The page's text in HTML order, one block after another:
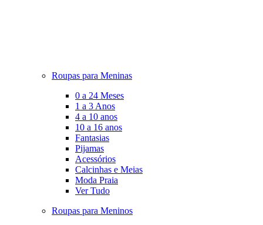
Roupas para Meninas
0 a 24 Meses
1 a 3 Anos
4 a 10 anos
10 a 16 anos
Fantasias
Pijamas
Acessórios
Calcinhas e Meias
Moda Praia
Ver Tudo
Roupas para Meninos